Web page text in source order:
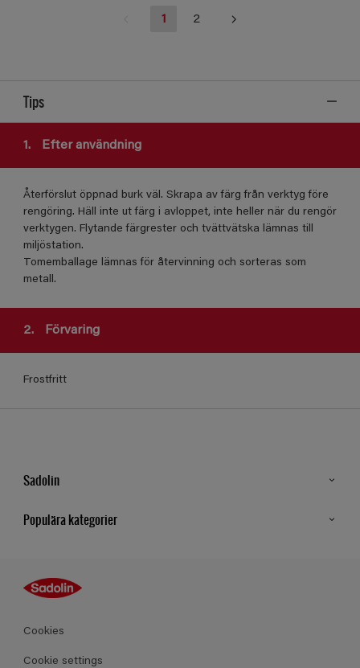
1 2
Tips
1. Efter användning
Återförslut öppnad burk väl. Skrapa av färg från verktyg före
rengöring. Häll inte ut färg i avloppet, inte heller när du rengör
verktygen. Flytande färgrester och tvättvätska lämnas till
miljöstation.
Tomemballage lämnas för återvinning och sorteras som
metall.
2. Förvaring
Frostfritt
Sadolin
Populära kategorier
Kulörer
Produkter
Cookies
Cookie settings